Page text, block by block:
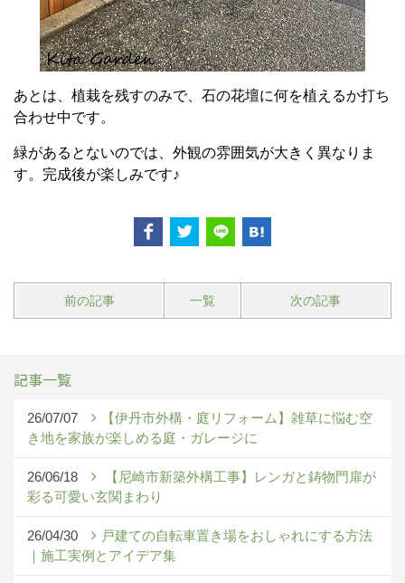
あとは、植栽を残すのみで、石の花壇に何を植えるか打ち
合わせ中です。
緑があるとないのでは、外観の雰囲気が大きく異なりま
す。完成後が楽しみです♪
前の記事 一覧 次の記事
記事一覧
26/07/07
【伊丹市外構・庭リフォーム】雑草に悩む空
き地を家族が楽しめる庭・ガレージに
26/06/18
【尼崎市新築外構工事】レンガと鋳物門扉が
彩る可愛い玄関まわり
26/04/30
戸建ての自転車置き場をおしゃれにする方法
｜施工実例とアイデア集